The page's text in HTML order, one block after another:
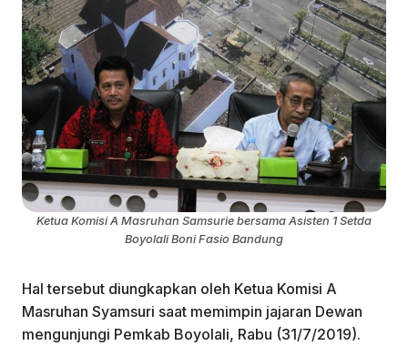
Ketua Komisi A Masruhan Samsurie bersama Asisten 1 Setda
Boyolali Boni Fasio Bandung
Hal tersebut diungkapkan oleh Ketua Komisi A
Masruhan Syamsuri saat memimpin jajaran Dewan
mengunjungi Pemkab Boyolali, Rabu (31/7/2019).